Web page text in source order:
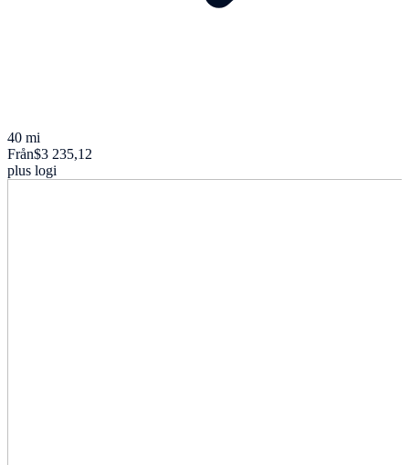
40 mi
Från$3 235,12
plus logi